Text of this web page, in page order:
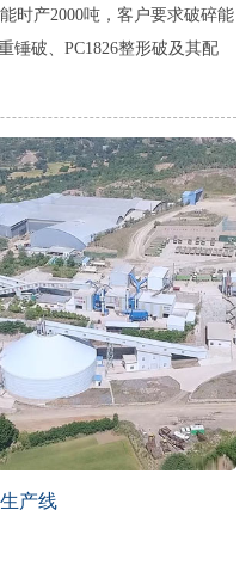
时产2000吨，客户要求破碎能
锤破、PC1826整形破及其配
产线